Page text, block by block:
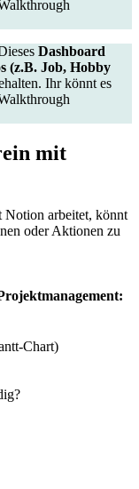
Dashboard
(z.B. Job, Hobby
Ihr könnt es
mit
Notion arbeitet, könnt
oder Aktionen zu
Chart)